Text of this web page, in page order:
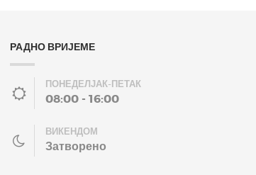
РАДНО ВРИЈЕМЕ
ПОНЕДЕЛЈАК-ПЕТАК
08:00 - 16:00
ВИКЕНДОМ
Затворено